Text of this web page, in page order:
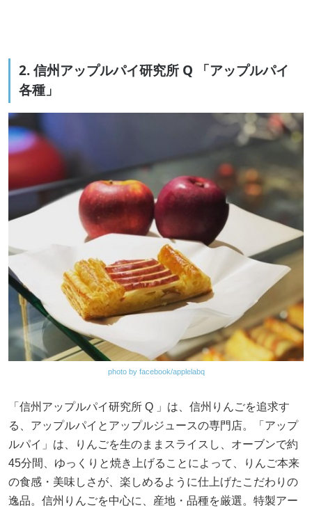
2. 信州アップルパイ研究所 Q 「アップルパイ
各種」
photo by facebook/applelabq
「信州アップルパイ研究所 Q 」は、信州りんごを追求す
る、アップルパイとアップルジュースの専門店。「アップ
ルパイ」は、りんごを生のままスライスし、オーブンで約
45分間、ゆっくりと焼き上げることによって、りんご本来
の食感・美味しさが、楽しめるように仕上げたこだわりの
逸品。信州りんごを中心に、産地・品種を厳選。特製アー